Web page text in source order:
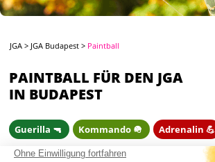
JGA > JGA Budapest > Paintball
PAINTBALL FÜR DEN JGA
IN BUDAPEST
Guerilla 🔫 Kommando 🪖 Adrenalin 💪